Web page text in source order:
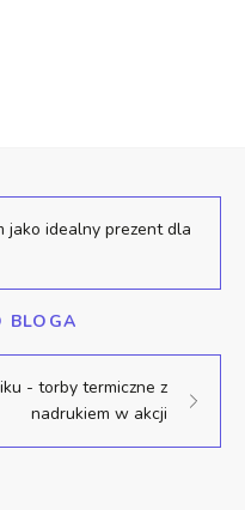
jako idealny prezent dla
BLOGA
- torby termiczne z
nadrukiem w akcji